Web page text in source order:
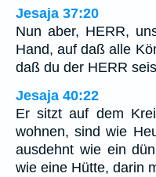
Jesaja 37:20
Nun aber, HERR,
Hand, auf daß alle
daß du der HERR
Jesaja 40:22
Er sitzt auf dem
wohnen, sind wie
ausdehnt wie ein
wie eine Hütte, darin